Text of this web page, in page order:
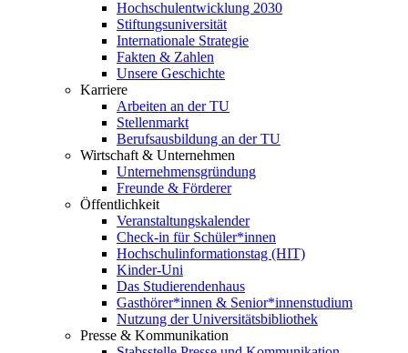
Hochschulentwicklung 2030
Stiftungsuniversität
Internationale Strategie
Fakten & Zahlen
Unsere Geschichte
Karriere
Arbeiten an der TU
Stellenmarkt
Berufsausbildung an der TU
Wirtschaft & Unternehmen
Unternehmensgründung
Freunde & Förderer
Öffentlichkeit
Veranstaltungskalender
Check-in für Schüler*innen
Hochschulinformationstag (HIT)
Kinder-Uni
Das Studierendenhaus
Gasthörer*innen & Senior*innenstudium
Nutzung der Universitätsbibliothek
Presse & Kommunikation